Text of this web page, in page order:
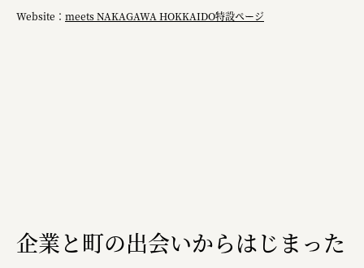
アトラス化成株式会社
GLASS-LAB株式会社
Website： meets NAKAGAWA HOKKAIDO特設ページ
企業と町の出会いからはじまった